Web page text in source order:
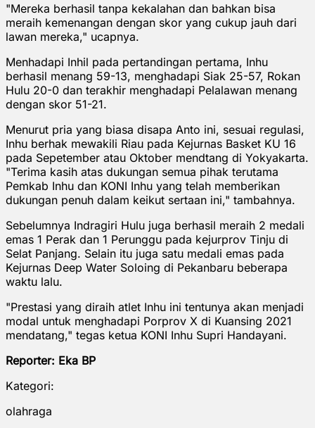
"Mereka berhasil tanpa kekalahan dan bahkan bisa
meraih kemenangan dengan skor yang cukup jauh dari
lawan mereka," ucapnya.
Menhadapi Inhil pada pertandingan pertama, Inhu
berhasil menang 59-13, menghadapi Siak 25-57, Rokan
Hulu 20-0 dan terakhir menghadapi Pelalawan menang
dengan skor 51-21.
Menurut pria yang biasa disapa Anto ini, sesuai regulasi,
Inhu berhak mewakili Riau pada Kejurnas Basket KU 16
pada Sepetember atau Oktober mendtang di Yokyakarta.
"Terima kasih atas dukungan semua pihak terutama
Pemkab Inhu dan KONI Inhu yang telah memberikan
dukungan penuh dalam keikut sertaan ini," tambahnya.
Sebelumnya Indragiri Hulu juga berhasil meraih 2 medali
emas 1 Perak dan 1 Perunggu pada kejurprov Tinju di
Selat Panjang. Selain itu juga satu medali emas pada
Kejurnas Deep Water Soloing di Pekanbaru beberapa
waktu lalu.
"Prestasi yang diraih atlet Inhu ini tentunya akan menjadi
modal untuk menghadapi Porprov X di Kuansing 2021
mendatang," tegas ketua KONI Inhu Supri Handayani.
Reporter: Eka BP
Kategori:
olahraga